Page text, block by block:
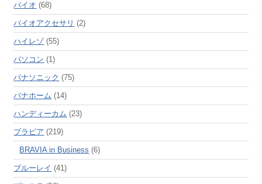
バイオ (68)
バイオアクセサリ (2)
ハイレゾ(55)
パソコン (1)
パナソニック (75)
パナホーム (14)
ハンディーカム (23)
ブラビア (219)
BRAVIA in Business (6)
ブルーレイ (41)